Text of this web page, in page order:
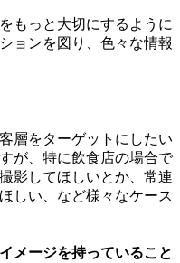
もっと大切にするように
ョンを図り、色々な情報
層をターゲットにしたい
が、特に飲食店の場合で
影してほしいとか、常連
しい、など様々なケース
メージを持っていること